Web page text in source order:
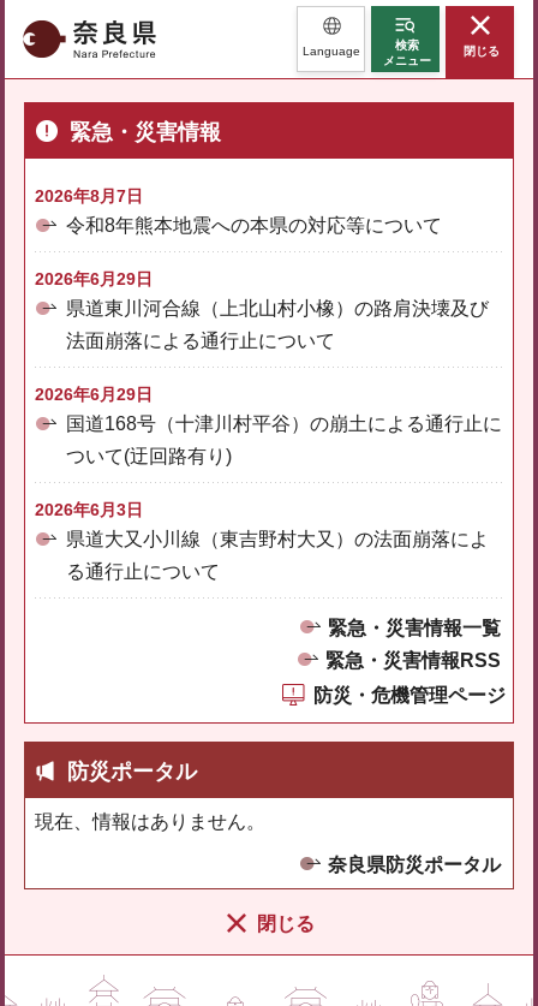
奈良県 Language
検索
メニュー
閉じる
緊急・災害情報
2026年8月7日
令和8年熊本地震への本県の対応等について
2026年6月29日
県道東川河合線（上北山村小橡）の路肩決壊及び
法面崩落による通行止について
2026年6月29日
国道168号（十津川村平谷）の崩土による通行止に
ついて(迂回路有り)
2026年6月3日
県道大又小川線（東吉野村大又）の法面崩落によ
る通行止について
緊急・災害情報一覧
緊急・災害情報RSS
防災・危機管理ページ
防災ポータル
現在、情報はありません。
奈良県防災ポータル
閉じる